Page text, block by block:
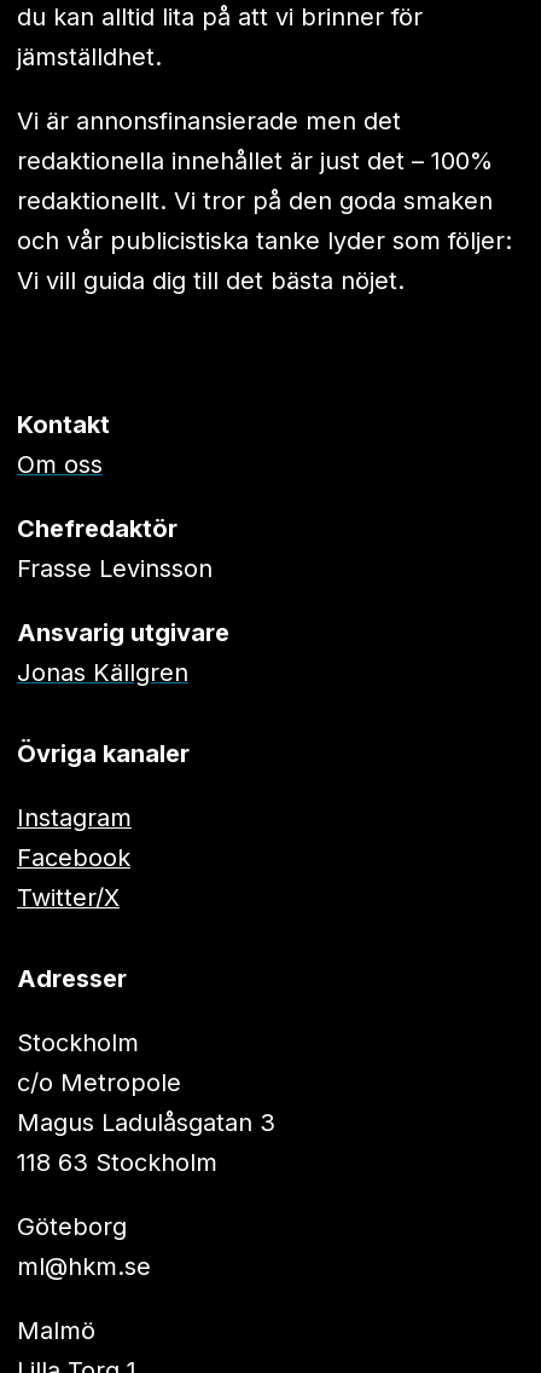
du kan alltid lita på att vi brinner för
jämställdhet.
Vi är annonsfinansierade men det
redaktionella innehållet är just det – 100%
redaktionellt. Vi tror på den goda smaken
och vår publicistiska tanke lyder som följer:
Vi vill guida dig till det bästa nöjet.
Kontakt
Om oss
Chefredaktör
Frasse Levinsson
Ansvarig utgivare
Jonas Källgren
Övriga kanaler
Instagram
Facebook
Twitter/X
Adresser
Stockholm
c/o Metropole
Magus Ladulåsgatan 3
118 63 Stockholm
Göteborg
ml@hkm.se
Malmö